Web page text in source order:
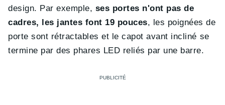
design. Par exemple, ses portes n'ont pas de
cadres, les jantes font 19 pouces, les poignées de
porte sont rétractables et le capot avant incliné se
termine par des phares LED reliés par une barre.